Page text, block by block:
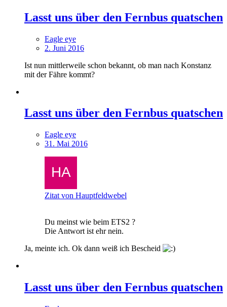
Lasst uns über den Fernbus quatschen
Eagle eye
2. Juni 2016
Ist nun mittlerweile schon bekannt, ob man nach Konstanz
mit der Fähre kommt?
Lasst uns über den Fernbus quatschen
Eagle eye
31. Mai 2016
Zitat von Hauptfeldwebel
Du meinst wie beim ETS2 ?
Die Antwort ist ehr nein.
Ja, meinte ich. Ok dann weiß ich Bescheid
Lasst uns über den Fernbus quatschen